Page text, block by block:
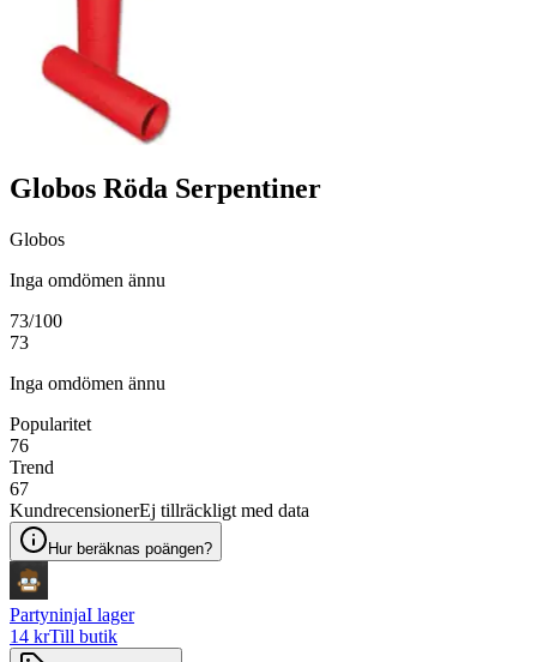
Globos Röda Serpentiner
Globos
Inga omdömen ännu
73/100
73
Inga omdömen ännu
Popularitet
76
Trend
67
KundrecensionerEj tillräckligt med data
Hur beräknas poängen?
PartyninjaI lager
14 krTill butik